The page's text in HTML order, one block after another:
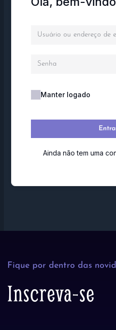
Manter logado
Ainda não tem uma
Fique por dentro das
Inscreva-se